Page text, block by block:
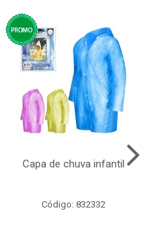
Capa de chuva infantil
Código: 832332